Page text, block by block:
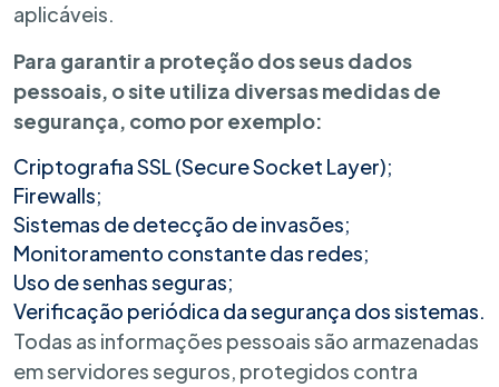
aplicáveis.
Para garantir a proteção dos seus dados
pessoais, o site utiliza diversas medidas de
segurança, como por exemplo:
Criptografia SSL (Secure Socket Layer);
Firewalls;
Sistemas de detecção de invasões;
Monitoramento constante das redes;
Uso de senhas seguras;
Verificação periódica da segurança dos sistemas.
Todas as informações pessoais são armazenadas
em servidores seguros, protegidos contra